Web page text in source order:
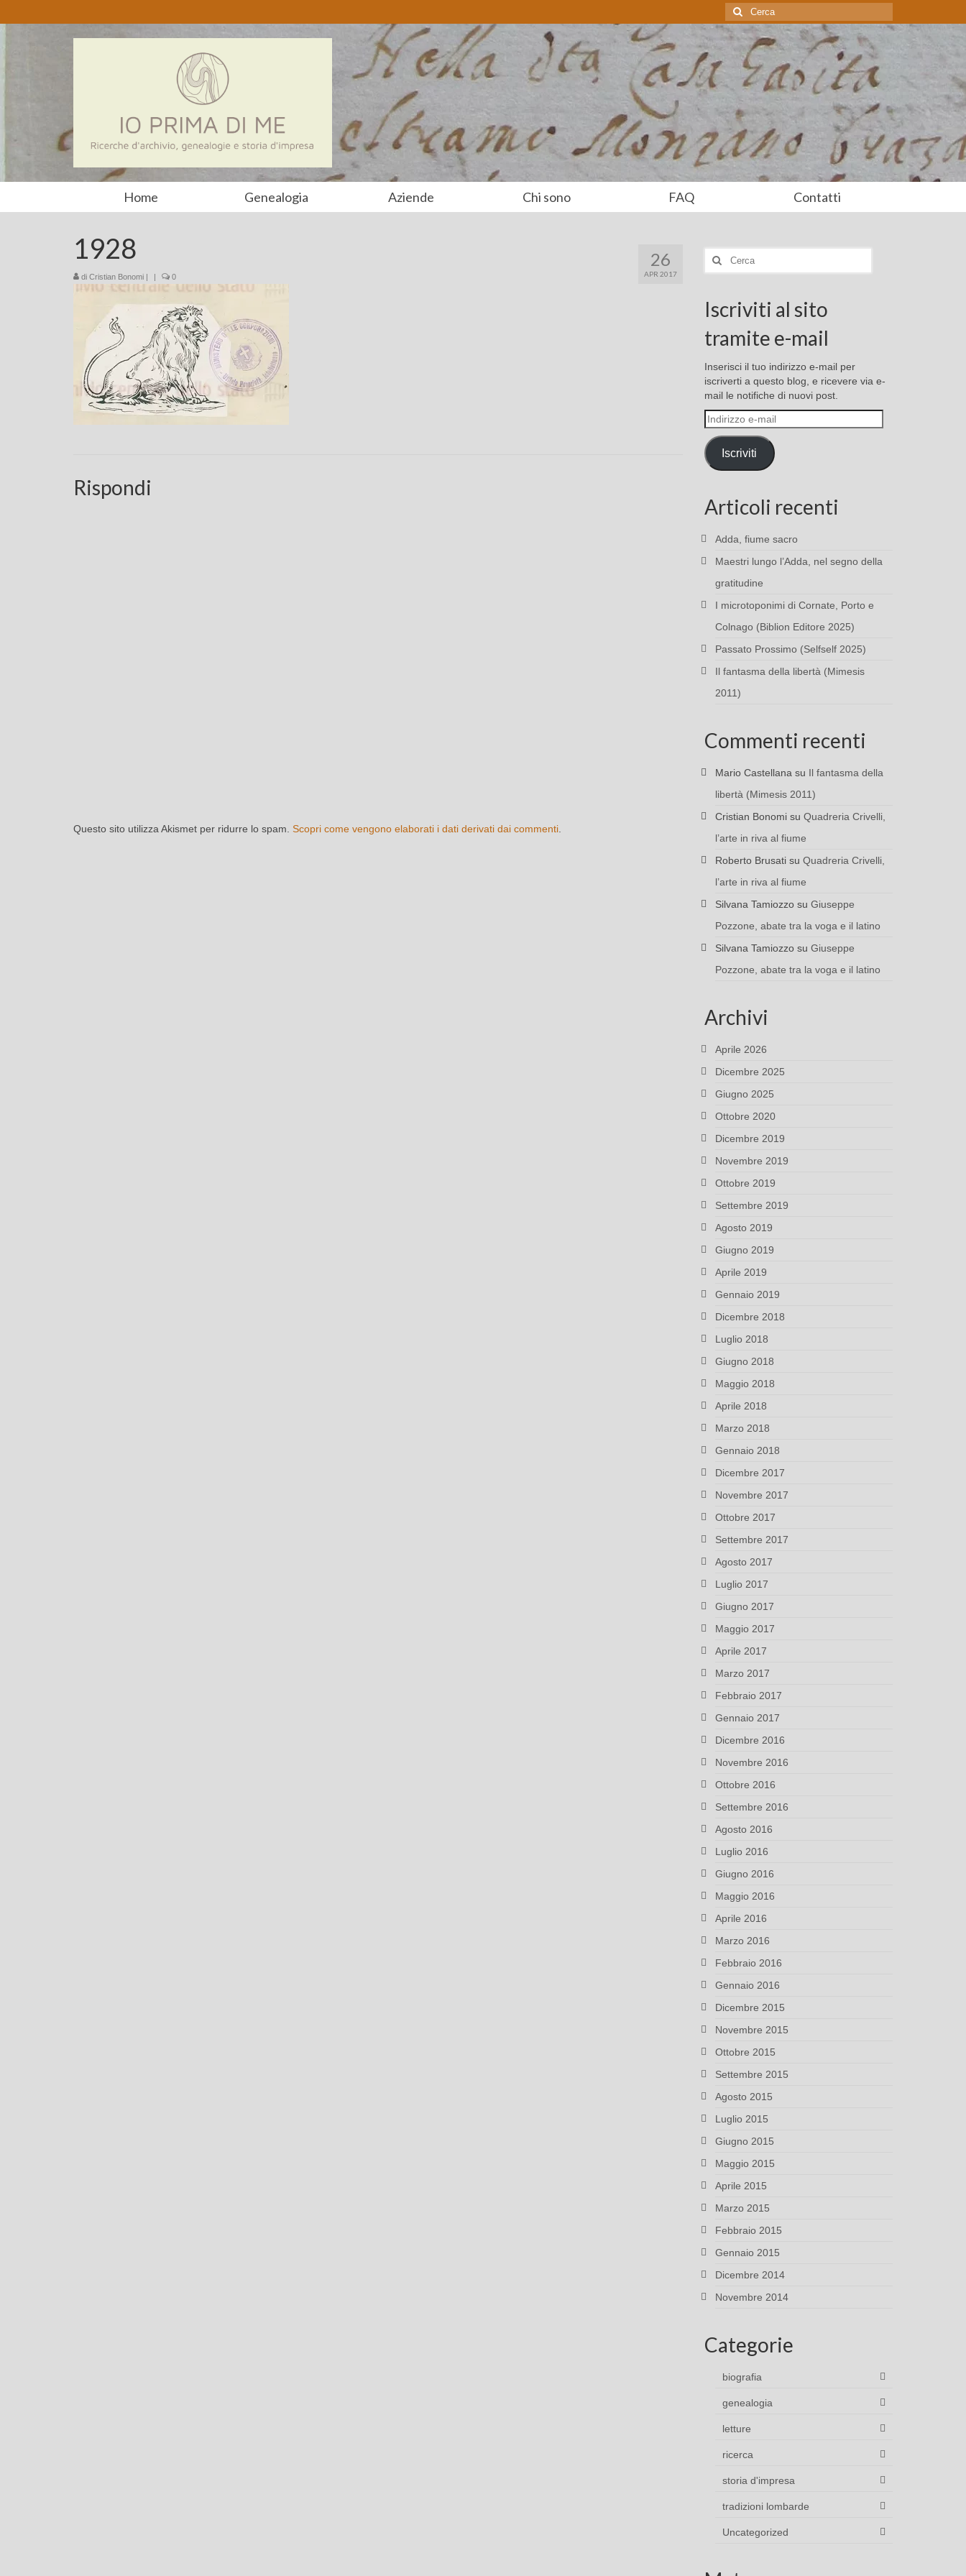
Cerca:
Home Genealogia Aziende Chi sono FAQ Contatti
26
APR 2017
1928
di Cristian Bonomi | | 0
Rispondi
Questo sito utilizza Akismet per ridurre lo spam. Scopri come vengono elaborati i dati derivati dai commenti
Cerca:
Iscriviti al sito
tramite e-mail
Inserisci il tuo indirizzo e-mail per
iscriverti a questo blog, e ricevere via e-
mail le notifiche di nuovi post.
Indirizzo
e-
mail
Iscriviti
Articoli recenti
Adda, fiume sacro
Maestri lungo l’Adda, nel segno della
gratitudine
I microtoponimi di Cornate, Porto e
Colnago (Biblion Editore 2025)
Passato Prossimo (Selfself 2025)
Il fantasma della libertà (Mimesis
2011)
Commenti recenti
Mario Castellana su Il fantasma della
libertà (Mimesis 2011)
Cristian Bonomisu Quadreria Crivelli,
l’arte in riva al fiume
Roberto Brusatisu Quadreria Crivelli,
l’arte in riva al fiume
Silvana Tamiozzosu Giuseppe
Pozzone, abate tra la voga e il latino
Silvana Tamiozzosu Giuseppe
Pozzone, abate tra la voga e il latino
Archivi
Aprile 2026
Dicembre 2025
Giugno 2025
Ottobre 2020
Dicembre 2019
Novembre 2019
Ottobre 2019
Settembre 2019
Agosto 2019
Giugno 2019
Aprile 2019
Gennaio 2019
Dicembre 2018
Luglio 2018
Giugno 2018
Maggio 2018
Aprile 2018
Marzo 2018
Gennaio 2018
Dicembre 2017
Novembre 2017
Ottobre 2017
Settembre 2017
Agosto 2017
Luglio 2017
Giugno 2017
Maggio 2017
Aprile 2017
Marzo 2017
Febbraio 2017
Gennaio 2017
Dicembre 2016
Novembre 2016
Ottobre 2016
Settembre 2016
Agosto 2016
Luglio 2016
Giugno 2016
Maggio 2016
Aprile 2016
Marzo 2016
Febbraio 2016
Gennaio 2016
Dicembre 2015
Novembre 2015
Ottobre 2015
Settembre 2015
Agosto 2015
Luglio 2015
Giugno 2015
Maggio 2015
Aprile 2015
Marzo 2015
Febbraio 2015
Gennaio 2015
Dicembre 2014
Novembre 2014
Categorie
biografia
genealogia
letture
ricerca
storia d'impresa
tradizioni lombarde
Uncategorized